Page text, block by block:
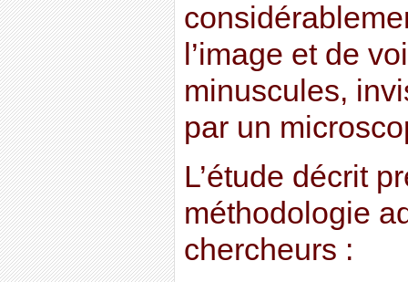
l’image et de
minuscules,
par un
L’étude décrit
méthodologie
chercheurs :